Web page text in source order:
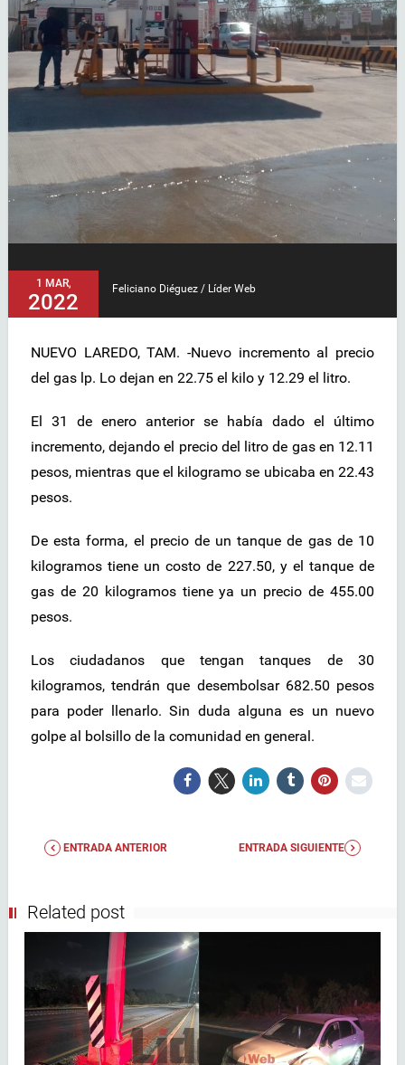
1 MAR,
2022
Feliciano Diéguez / Líder Web
NUEVO LAREDO, TAM. -Nuevo incremento al precio
del gas lp. Lo dejan en 22.75 el kilo y 12.29 el litro.
El 31 de enero anterior se había dado el último
incremento, dejando el precio del litro de gas en 12.11
pesos, mientras que el kilogramo se ubicaba en 22.43
pesos.
De esta forma, el precio de un tanque de gas de 10
kilogramos tiene un costo de 227.50, y el tanque de
gas de 20 kilogramos tiene ya un precio de 455.00
pesos.
Los ciudadanos que tengan tanques de 30
kilogramos, tendrán que desembolsar 682.50 pesos
para poder llenarlo. Sin duda alguna es un nuevo
golpe al bolsillo de la comunidad en general.
ENTRADA ANTERIOR ENTRADA SIGUIENTE
Related post